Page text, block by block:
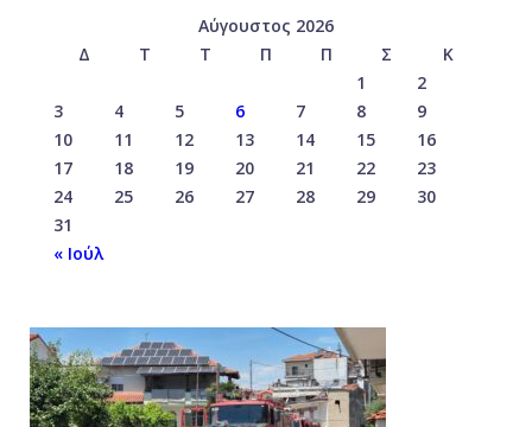
Αύγουστος 2026
Δ
Τ Τ Π Π Σ
Κ
1
2
3
4 5 6 7 8
9
10
11 12 13 14 15
16
17
18 19 20 21 22
23
24
25 26 27 28 29
30
31
« Ιούλ